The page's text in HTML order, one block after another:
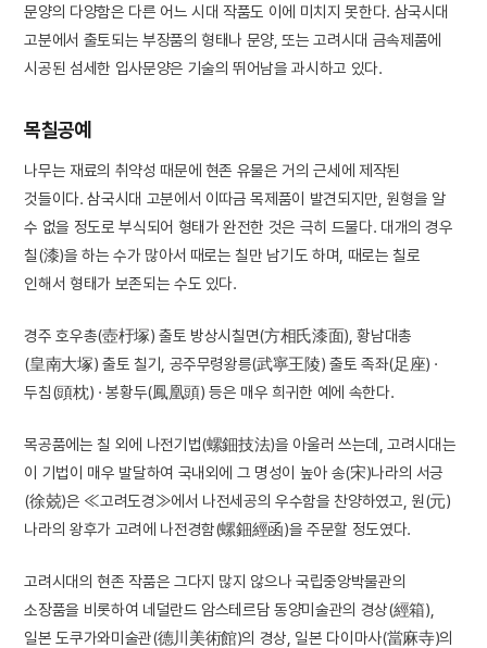
문양의 다양함은 다른 어느 시대 작품도 이에 미치지 못한다. 삼국시대
고분에서 출토되는 부장품의 형태나 문양, 또는 고려시대 금속제품에
시공된 섬세한 입사문양은 기술의 뛰어남을 과시하고 있다.
목칠공예
나무는 재료의 취약성 때문에 현존 유물은 거의 근세에 제작된
것들이다. 삼국시대 고분에서 이따금 목제품이 발견되지만, 원형을 알
수 없을 정도로 부식되어 형태가 완전한 것은 극히 드물다. 대개의 경우
칠(漆)을 하는 수가 많아서 때로는 칠만 남기도 하며, 때로는 칠로
인해서 형태가 보존되는 수도 있다.
경주 호우총(壺杅塚) 출토 방상시칠면(方相氏漆面), 황남대총
(皇南大塚) 출토 칠기, 공주무령왕릉(武寧王陵) 출토 족좌(足座) ·
두침(頭枕) · 봉황두(鳳凰頭) 등은 매우 희귀한 예에 속한다.
목공품에는 칠 외에 나전기법(螺鈿技法)을 아울러 쓰는데, 고려시대는
이 기법이 매우 발달하여 국내외에 그 명성이 높아 송(宋)나라의 서긍
(徐兢)은 ≪고려도경≫에서 나전세공의 우수함을 찬양하였고, 원(元)
나라의 왕후가 고려에 나전경함(螺鈿經函)을 주문할 정도였다.
고려시대의 현존 작품은 그다지 많지 않으나 국립중앙박물관의
소장품을 비롯하여 네덜란드 암스테르담 동양미술관의 경상(經箱),
일본 도쿠가와미술관(德川美術館)의 경상, 일본 다이마사(當麻寺)의